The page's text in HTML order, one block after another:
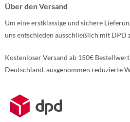
Über den Versand
Um eine erstklassige und sichere
uns entschieden ausschließlich mit DPD
Kostenloser Versand ab 150€
Deutschland, ausgenommen reduzierte